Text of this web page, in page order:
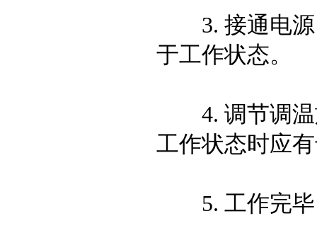
3. 接通电源
于工作状态。
4. 调节调温
工作状态时应
5. 工作完毕